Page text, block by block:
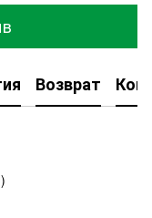
Возврат